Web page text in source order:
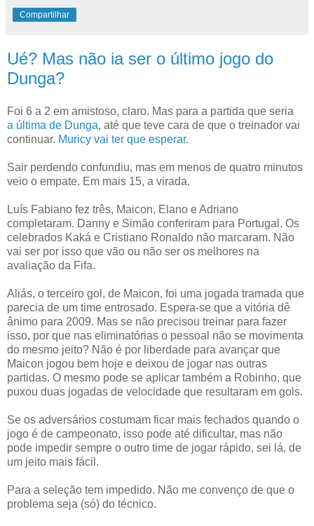
Compartilhar
Ué? Mas não ia ser o último jogo do
Dunga?
Foi 6 a 2 em amistoso, claro. Mas para a partida que seria
a última de Dunga, até que teve cara de que o treinador vai
continuar. Muricy vai ter que esperar.
Sair perdendo confundiu, mas em menos de quatro minutos
veio o empate. Em mais 15, a virada.
Luís Fabiano fez três, Maicon, Elano e Adriano
completaram. Danny e Simão conferiram para Portugal. Os
celebrados Kaká e Cristiano Ronaldo não marcaram. Não
vai ser por isso que vão ou não ser os melhores na
avaliação da Fifa.
Aliás, o terceiro gol, de Maicon, foi uma jogada tramada que
parecia de um time entrosado. Espera-se que a vitória dê
ânimo para 2009. Mas se não precisou treinar para fazer
isso, por que nas eliminatórias o pessoal não se movimenta
do mesmo jeito? Não é por liberdade para avançar que
Maicon jogou bem hoje e deixou de jogar nas outras
partidas. O mesmo pode se aplicar também a Robinho, que
puxou duas jogadas de velocidade que resultaram em gols.
Se os adversários costumam ficar mais fechados quando o
jogo é de campeonato, isso pode até dificultar, mas não
pode impedir sempre o outro time de jogar rápido, sei lá, de
um jeito mais fácil.
Para a seleção tem impedido. Não me convenço de que o
problema seja (só) do técnico.